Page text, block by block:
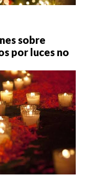
sobre
por luces no